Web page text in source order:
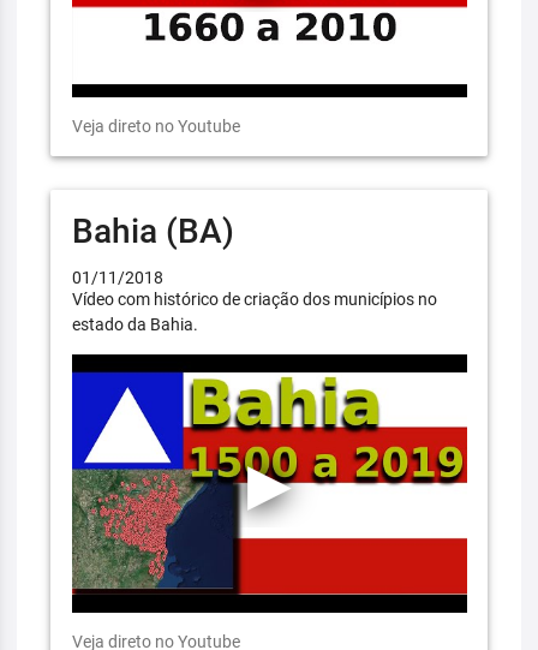
Veja direto no Youtube
Bahia (BA)
01/11/2018
Vídeo com histórico de criação dos municípios no
estado da Bahia.
Veja direto no Youtube